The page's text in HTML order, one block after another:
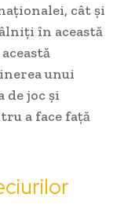
cât și
în această
unui
joc și
a face față